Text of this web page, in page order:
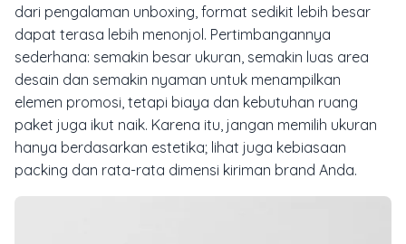
dari pengalaman unboxing, format sedikit lebih besar
dapat terasa lebih menonjol. Pertimbangannya
sederhana: semakin besar ukuran, semakin luas area
desain dan semakin nyaman untuk menampilkan
elemen promosi, tetapi biaya dan kebutuhan ruang
paket juga ikut naik. Karena itu, jangan memilih ukuran
hanya berdasarkan estetika; lihat juga kebiasaan
packing dan rata-rata dimensi kiriman brand Anda.